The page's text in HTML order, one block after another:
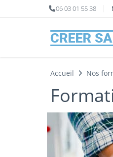
06 03 01 55 38
Accueil Nos
Panneau de gestion des cookies